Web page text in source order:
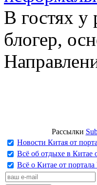
В гостях
блогер,
Рассылки
Новости Китая от
Всё об отдыхе в Китае
Всё о Китае от